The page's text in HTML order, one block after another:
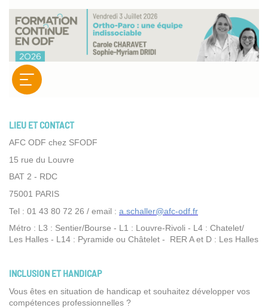
LIEU ET CONTACT
AFC ODF chez SFODF
15 rue du Louvre
BAT 2 - RDC
75001 PARIS
Tel : 01 43 80 72 26 / email : a.schaller@afc-odf.fr
Métro : L3 : Sentier/Bourse - L1 : Louvre-Rivoli - L4 : Chatelet/
Les Halles - L14 : Pyramide ou Châtelet - RER A et D : Les Halles
INCLUSION ET HANDICAP
Vous êtes en situation de handicap et souhaitez développer vos
compétences professionnelles ?